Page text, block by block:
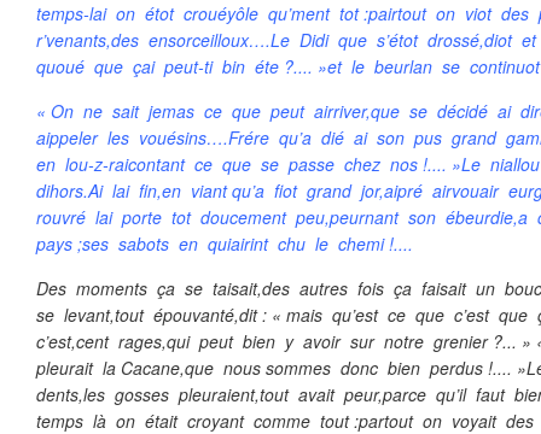
temps-lai on étot crouéyôle qu’ment tot :pairtout on viot
r’venants,des ensorceilloux….Le Didi que s’étot drossé,diot
quoué que çai peut-ti bin éte ?.... »et le beurlan se
« On ne sait jemas ce que peut airriver,que se décidé ai
aippeler les vouésins….Frére qu’a dié ai son pus grand
en lou-z-raicontant ce que se passe chez nos !.... »Le
dihors.Ai lai fin,en viant qu’a fiot grand jor,aipré airvouair
rouvré lai porte tot doucement peu,peurnant son
pays ;ses sabots en quiairint chu le chemi !....
Des moments ça se taisait,des autres fois ça faisait un
se levant,tout épouvanté,dit : « mais qu’est ce que c’est que
c’est,cent rages,qui peut bien y avoir sur notre grenier ?...
pleurait la Cacane,que nous sommes donc bien perdus !....
dents,les gosses pleuraient,tout avait peur,parce qu’il faut
temps là on était croyant comme tout :partout on voyait